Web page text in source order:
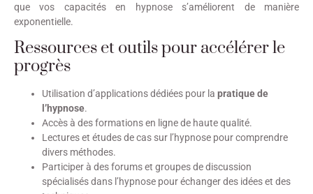
que vos capacités en hypnose s’améliorent de manière
exponentielle.
Ressources et outils pour accélérer le
progrès
Utilisation d’applications dédiées pour la pratique de
l’hypnose.
Accès à des formations en ligne de haute qualité.
Lectures et études de cas sur l’hypnose pour comprendre
divers méthodes.
Participer à des forums et groupes de discussion
spécialisés dans l’hypnose pour échanger des idées et des